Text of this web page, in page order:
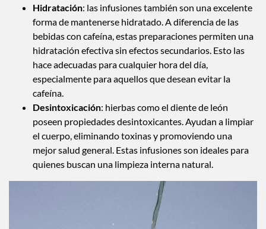
Hidratación: las infusiones también son una excelente
forma de mantenerse hidratado. A diferencia de las
bebidas con cafeína, estas preparaciones permiten una
hidratación efectiva sin efectos secundarios. Esto las
hace adecuadas para cualquier hora del día,
especialmente para aquellos que desean evitar la
cafeína.
Desintoxicación: hierbas como el diente de león
poseen propiedades desintoxicantes. Ayudan a limpiar
el cuerpo, eliminando toxinas y promoviendo una
mejor salud general. Estas infusiones son ideales para
quienes buscan una limpieza interna natural.